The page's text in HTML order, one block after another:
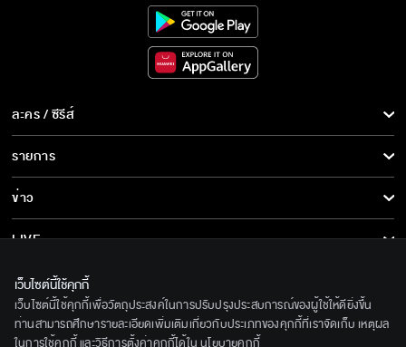
คนรักกันทำกันอย่างนี้เหรอ
"เพลงพยัคฆ์" เริ่ม 20 มกราคม
เพลงพยัคฆ์ เร็วๆ นี้
ละคร / ซีรีส์
ละคร/ซีรีส์
ซีรีส์นานาชาติ
การ์ตูน & เกม
รายการ
รายการทั้งหมด
ข่าว
ข่าวทั้งหมด
ข่าวประชาสัมพันธ์
LIVE
เกี่ยวกับเรา
BEC World
ติดตามเราได้ที่
เว็บไซต์นี้ใช้คุกกี้
เว็บไซต์นี้ใช้คุกกี้เพื่อวัตถุประสงค์ในการปรับปรุงประสบการณ์ของผู้ใช้ให้ดียิ่งขึ้น
ท่านสามารถศึกษารายละเอียดเพิ่มเติมเกี่ยวกับประเภทของคุกกี้ที่เราจัดเก็บ เหตุผล
ในการใช้คุกกี้ และวิธีการตั้งค่าคุกกี้ได้ใน นโยบายคุกกี้